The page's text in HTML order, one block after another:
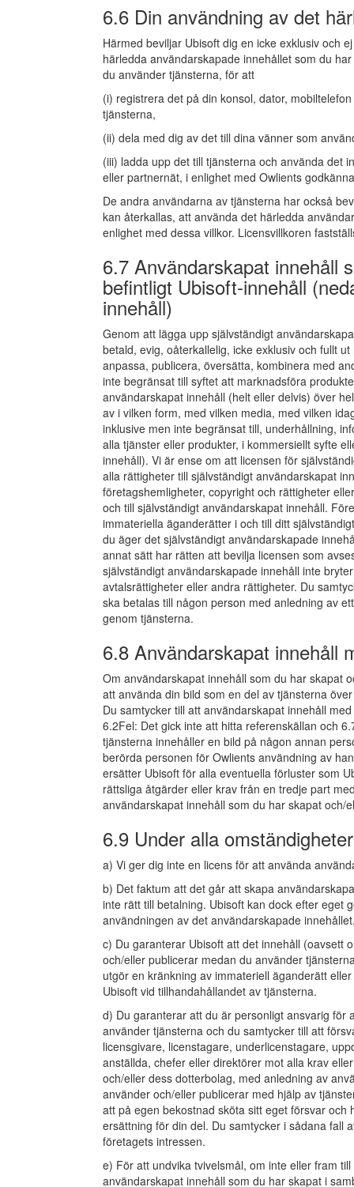
6.6 Din användning av det
Härmed beviljar Ubisoft dig en icke exklusiv och
härledda användarskapade innehållet som du
du använder tjänsterna, för att
(i) registrera det på din konsol, dator,
tjänsterna,
(ii) dela med dig av det till dina vänner som
(iii) ladda upp det till tjänsterna och använda det
eller partnernät, i enlighet med Owlients
De andra användarna av tjänsterna har också
kan återkallas, att använda det härledda
enlighet med dessa villkor. Licensvillkoren
6.7 Användarskapat innehåll
befintligt Ubisoft-innehåll
innehåll)
Genom att lägga upp självständigt
betald, evig, oåterkallelig, icke exklusiv och fullt
anpassa, publicera, översätta, kombinera med
inte begränsat till syftet att marknadsföra
användarskapat innehåll (helt eller delvis) över
av i vilken form, med vilken media, med vilken
inklusive men inte begränsat till, underhållning,
alla tjänster eller produkter, i kommersiellt syfte
innehåll). Vi är ense om att licensen för
alla rättigheter till självständigt användarskapat
företagshemligheter, copyright och rättigheter
och till självständigt användarskapat innehåll.
immateriella äganderätter i och till ditt
du äger det självständigt användarskapade
annat sätt har rätten att bevilja licensen som
självständigt användarskapade innehåll inte
avtalsrättigheter eller andra rättigheter. Du
ska betalas till någon person med anledning av
genom tjänsterna.
6.8 Användarskapat innehåll
Om användarskapat innehåll som du har skapat
att använda din bild som en del av tjänsterna
Du samtycker till att användarskapat innehåll
6.2Fel: Det gick inte att hitta referenskällan och
tjänsterna innehåller en bild på någon annan
berörda personen för Owlients användning av
ersätter Ubisoft för alla eventuella förluster som
rättsliga åtgärder eller krav från en tredje part
användarskapat innehåll som du har skapat och/
6.9 Under alla omständigheter
a) Vi ger dig inte en licens för att använda
b) Det faktum att det går att skapa
inte rätt till betalning. Ubisoft kan dock efter eget
användningen av det användarskapade
c) Du garanterar Ubisoft att det innehåll (oavsett
och/eller publicerar medan du använder
utgör en kränkning av immateriell äganderätt
Ubisoft vid tillhandahållandet av tjänsterna.
d) Du garanterar att du är personligt ansvarig för
använder tjänsterna och du samtycker till att
licensgivare, licenstagare, underlicenstagare,
anställda, chefer eller direktörer mot alla krav
och/eller dess dotterbolag, med anledning av
använder och/eller publicerar med hjälp av
att på egen bekostnad sköta sitt eget försvar
ersättning för din del. Du samtycker i sådana fall
företagets intressen.
e) För att undvika tvivelsmål, om inte eller fram
användarskapat innehåll som du har skapat i